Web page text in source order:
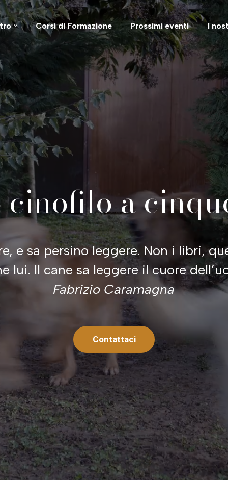
Corsi di Formazione Prossimi eventi I
Contattaci
Fabrizio Caramagna